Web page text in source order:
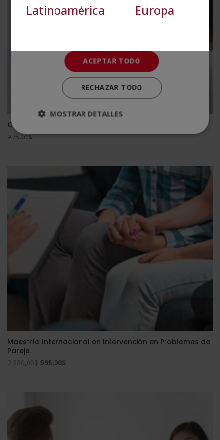
Curso Universitario de Especialización en Neurología
975,00$
Maestría Internacional en Intervención en Problemas de
Pareja
2.380,00$ El
2.380,00$.
595,00$
Latinoamérica Europa
Cookies no clasificadas
ACEPTAR TODO
RECHAZAR TODO
MOSTRAR DETALLES